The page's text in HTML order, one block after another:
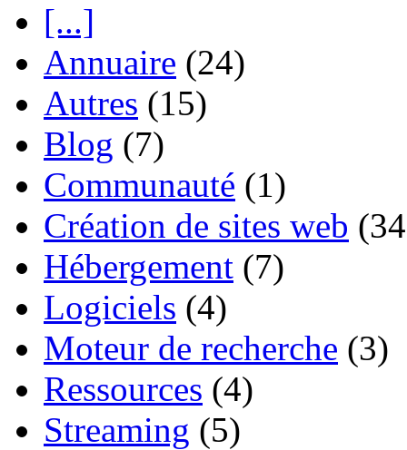
[...]
Annuaire (24)
Autres (15)
Blog (7)
Communauté (1)
Création de sites web
Hébergement (7)
Logiciels (4)
Moteur de recherche (3)
Ressources (4)
Streaming (5)